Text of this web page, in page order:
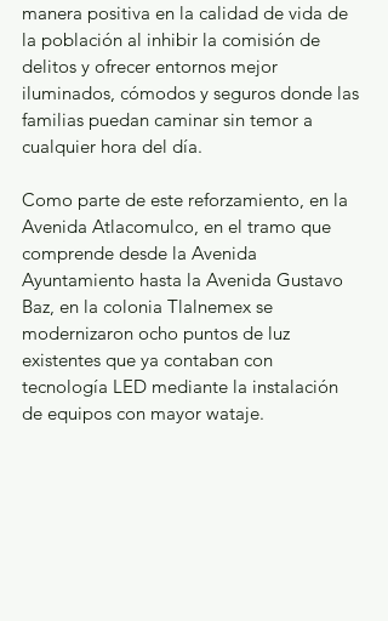
manera positiva en la calidad de vida de
la población al inhibir la comisión de
delitos y ofrecer entornos mejor
iluminados, cómodos y seguros donde las
familias puedan caminar sin temor a
cualquier hora del día.
Como parte de este reforzamiento, en la
Avenida Atlacomulco, en el tramo que
comprende desde la Avenida
Ayuntamiento hasta la Avenida Gustavo
Baz, en la colonia Tlalnemex se
modernizaron ocho puntos de luz
existentes que ya contaban con
tecnología LED mediante la instalación
de equipos con mayor wataje.